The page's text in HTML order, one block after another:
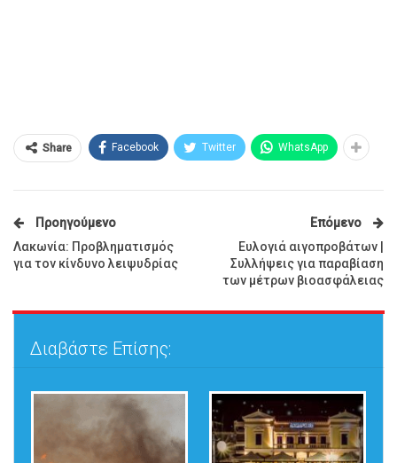
Share Facebook Twitter WhatsApp
Προηγούμενο
Λακωνία: Προβληματισμός
για τον κίνδυνο λειψυδρίας
Επόμενο
Ευλογιά αιγοπροβάτων |
Συλλήψεις για παραβίαση
των μέτρων βιοασφάλειας
Διαβάστε Επίσης: